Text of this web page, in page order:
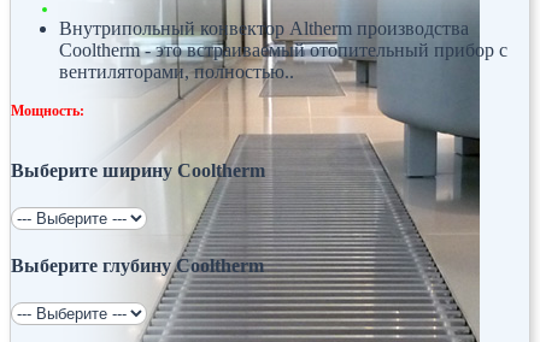
Внутрипольный конвектор Altherm производства
Cooltherm - это встраиваемый отопительный прибор с
вентиляторами, полностью..
Мощность:
Выберите ширину Cooltherm
Выберите глубину Cooltherm